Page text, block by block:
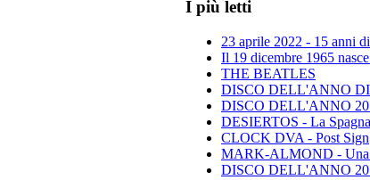
I più letti
23 aprile 2022 - 15 anni
Il 19 dicembre 1965
THE BEATLES
DISCO DELL'ANNO DI
DISCO DELL'ANNO
DESIERTOS - La
CLOCK DVA - Post Sign
MARK-ALMOND - Una
DISCO DELL'ANNO